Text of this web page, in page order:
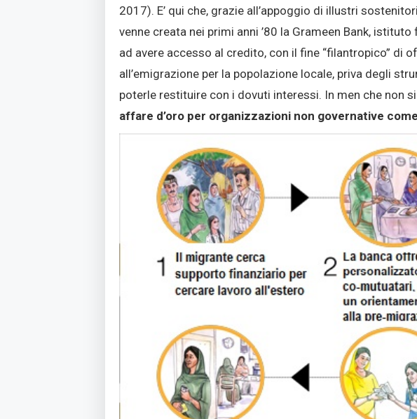
2017). E’ qui che, grazie all’appoggio di illustri
venne creata nei primi anni ’80 la Grameen Bank,
ad avere accesso al credito, con il fine “filantropico”
all’emigrazione per la popolazione locale, priva degli
poterle restituire con i dovuti interessi. In men che non
affare d’oro per organizzazioni non governative